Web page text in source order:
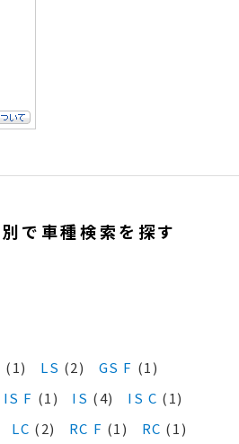
で車種検索を探す
(1) LS (2) GS F (1)
IS F (1) IS (4) IS C (1)
LC (2) RC F (1) RC (1)